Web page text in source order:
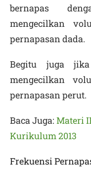
bernapas
mengecilkan
pernapasan dada.
Begitu juga
mengecilkan
pernapasan perut.
Baca Juga: Materi
Kurikulum 2013
Frekuensi